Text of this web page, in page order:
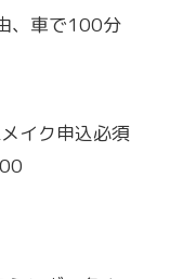
、車で100分
イク申込必須